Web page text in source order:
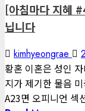
[아침마다 지혜
닙니다
kimhyeongrae
황혼 이혼은 성인
지가 제기한 물음
A23면 오피니언 섹